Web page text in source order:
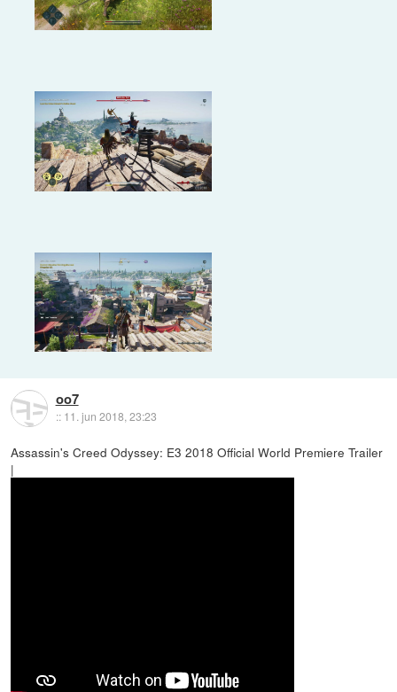
oo7
:: 11. jun 2018, 23:23
Assassin's Creed Odyssey: E3 2018 Official World Premiere Trailer
|